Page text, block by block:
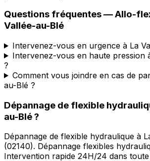
Questions fréquentes —Allo-
Vallée-au-Blé
Intervenez-vous en urgence à La
Intervenez-vous en haute pression
?
Comment vous joindre en cas de
au-Blé ?
Dépannage de flexible
au-Blé?
Dépannage de flexible hydraulique à
(02140). Dépannage flexibles
Intervention rapide 24H/24 dans